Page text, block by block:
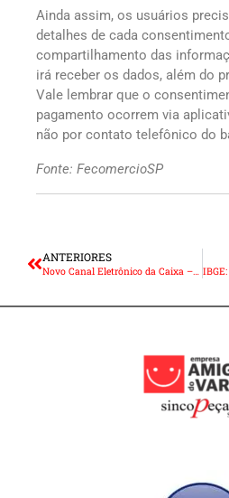
Ainda assim, os usuários
detalhes de cada
compartilhamento das
irá receber os dados, além do
Vale lembrar que o
pagamento ocorrem via
não por contato telefônico do
Fonte: FecomercioSP
ANTERIORES
Novo Canal Eletrônico da Caixa – Conectividade Social ICP V2